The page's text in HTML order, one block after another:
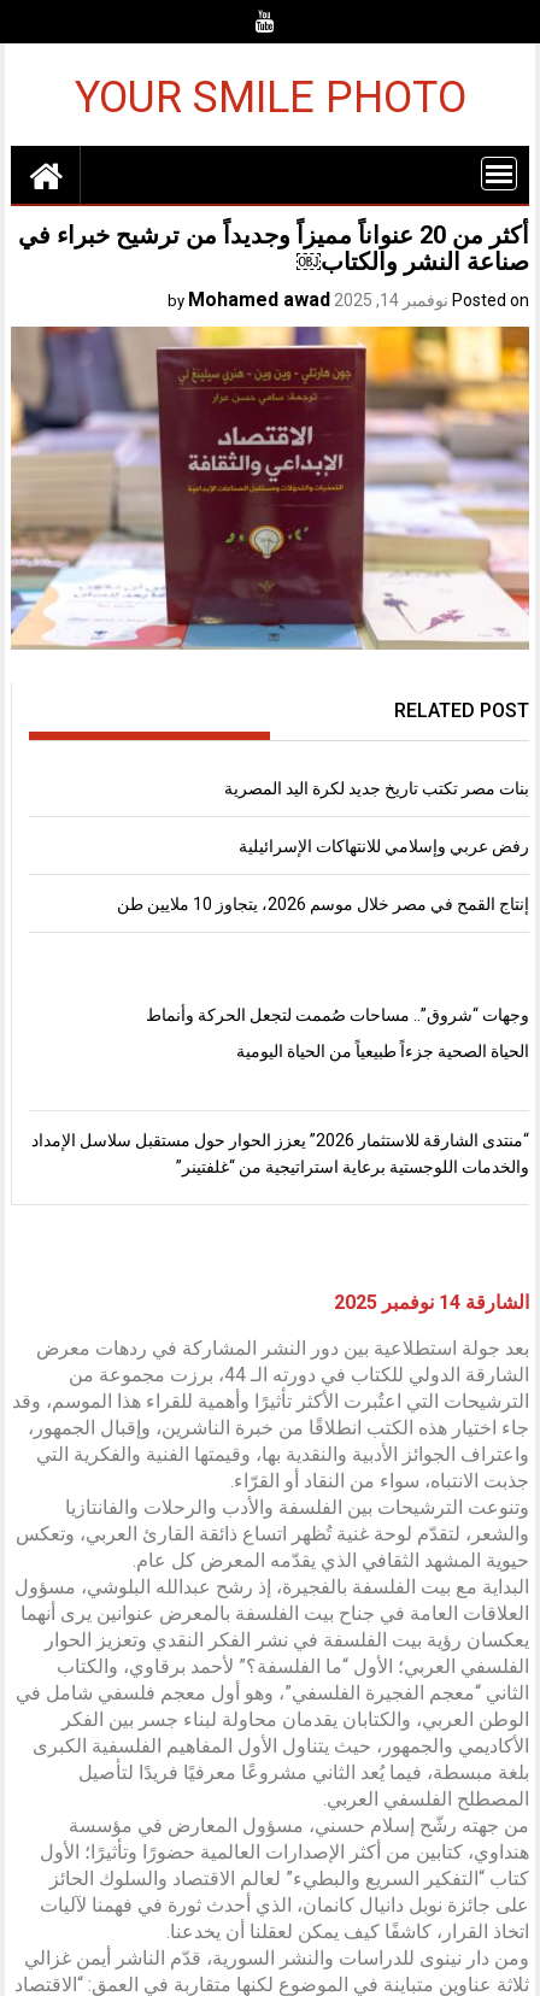
YOUR SMILE PHOTO
أكثر من 20 عنواناً مميزاً وجديداً من ترشيح خبراء في
صناعة النشر والكتاب￼
Posted on نوفمبر 14, 2025 Mohamed awad
RELATED POST
بنات مصر تكتب تاريخ جديد لكرة اليد المصرية
رفض عربي وإسلامي للانتهاكات الإسرائيلية
إنتاج القمح في مصر خلال موسم 2026، يتجاوز 10 ملايين طن
وجهات “شروق”.. مساحات صُممت لتجعل الحركة وأنماط
الحياة الصحية جزءاً طبيعياً من الحياة اليومية
“منتدى الشارقة للاستثمار 2026” يعزز الحوار حول مستقبل سلاسل الإمداد
والخدمات اللوجستية برعاية استراتيجية من “غلفتينر”
الشارقة 14 نوفمبر 2025
بعد جولة استطلاعية بين دور النشر المشاركة في ردهات معرض
الشارقة الدولي للكتاب في دورته الـ 44، برزت مجموعة من
الترشيحات التي اعتُبرت الأكثر تأثيرًا وأهمية للقراء هذا الموسم، وقد
جاء اختيار هذه الكتب انطلاقًا من خبرة الناشرين، وإقبال الجمهور،
واعتراف الجوائز الأدبية والنقدية بها، وقيمتها الفنية والفكرية التي
جذبت الانتباه، سواء من النقاد أو القرّاء.
وتنوعت الترشيحات بين الفلسفة والأدب والرحلات والفانتازيا
والشعر، لتقدّم لوحة غنية تُظهر اتساع ذائقة القارئ العربي، وتعكس
حيوية المشهد الثقافي الذي يقدّمه المعرض كل عام.
البداية مع بيت الفلسفة بالفجيرة، إذ رشح عبدالله البلوشي، مسؤول
العلاقات العامة في جناح بيت الفلسفة بالمعرض عنوانين يرى أنهما
يعكسان رؤية بيت الفلسفة في نشر الفكر النقدي وتعزيز الحوار
الفلسفي العربي؛ الأول “ما الفلسفة؟” لأحمد برقاوي، والكتاب
الثاني “معجم الفجيرة الفلسفي”، وهو أول معجم فلسفي شامل في
الوطن العربي، والكتابان يقدمان محاولة لبناء جسر بين الفكر
الأكاديمي والجمهور، حيث يتناول الأول المفاهيم الفلسفية الكبرى
بلغة مبسطة، فيما يُعد الثاني مشروعًا معرفيًا فريدًا لتأصيل
المصطلح الفلسفي العربي.
من جهته رشّح إسلام حسني، مسؤول المعارض في مؤسسة
هنداوي، كتابين من أكثر الإصدارات العالمية حضورًا وتأثيرًا؛ الأول
كتاب “التفكير السريع والبطيء” لعالم الاقتصاد والسلوك الحائز
على جائزة نوبل دانيال كانمان، الذي أحدث ثورة في فهمنا لآليات
اتخاذ القرار، كاشفًا كيف يمكن لعقلنا أن يخدعنا.
ومن دار نينوى للدراسات والنشر السورية، قدّم الناشر أيمن غزالي
ثلاثة عناوين متباينة في الموضوع لكنها متقاربة في العمق: “الاقتصاد